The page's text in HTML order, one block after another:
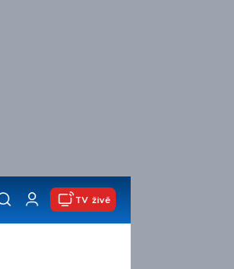
TV živě